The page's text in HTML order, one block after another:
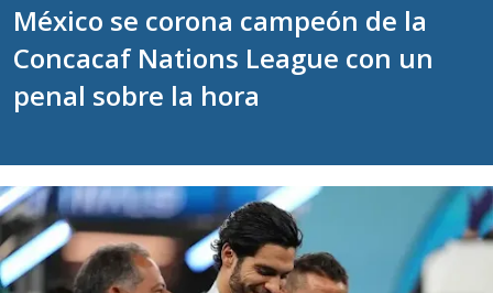
México se corona campeón de la
Concacaf Nations League con un
penal sobre la hora